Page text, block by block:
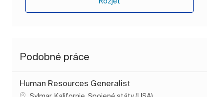
Podobné práce
Human Resources Generalist
Umístění